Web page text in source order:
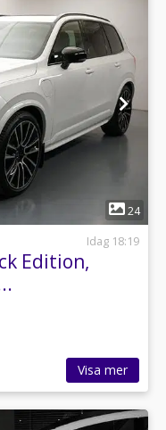
24
Idag 18:19
Edition,
Visa mer